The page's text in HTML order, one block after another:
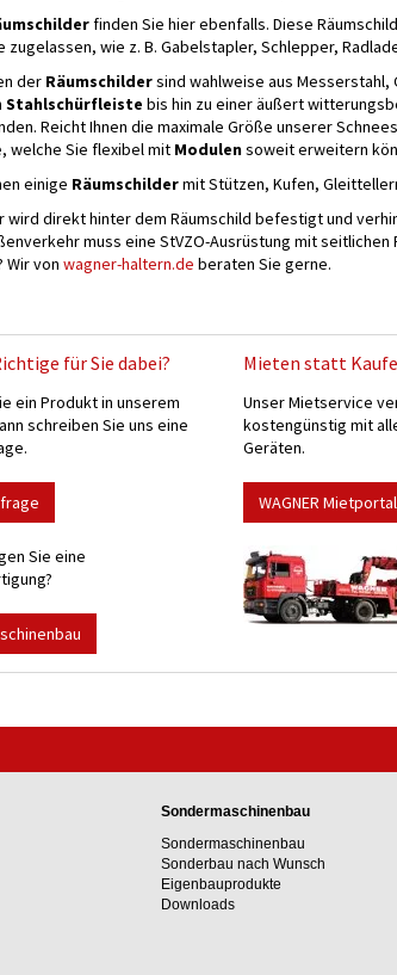
finden Sie hier ebenfalls. Diese
zugelassen, wie z. B. Gabelstapler, Schlepper,
der Räumschildersind wahlweise aus Messerstahl,
Stahlschürfleiste bis hin zu einer äußert
Reicht Ihnen die maximale Größe unserer
welche Sie flexibel mit Modulensoweit erweitern
einige Räumschildermit Stützen, Kufen,
wird direkt hinter dem Räumschild befestigt und
muss eine StVZO-Ausrüstung mit
Wir von wagner-haltern.de beraten Sie gerne.
für Sie dabei?
ein Produkt in unserem
schreiben Sie uns eine
Sie eine
Mieten statt
Unser Mietservice
kostengünstig mit
Geräten.
WAGNER Mietportal
Sondermaschinenbau
Sondermaschinenbau
Sonderbau nach Wunsch
Eigenbauprodukte
Downloads